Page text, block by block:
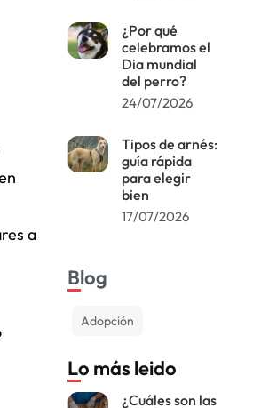
a
¿Por qué
celebramos el
Dia mundial
del perro?
24/07/2026
Tipos de arnés:
guía rápida
para elegir
bien
17/07/2026
Blog
Adopción
Lo más leido
¿Cuáles son las